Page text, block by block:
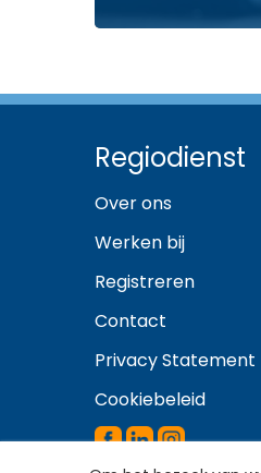
Regiodienst
Over ons
Werken bij
Registreren
Contact
Privacy Statement
Cookiebeleid